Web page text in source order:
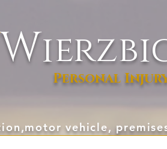
W
Personal
vehicle,